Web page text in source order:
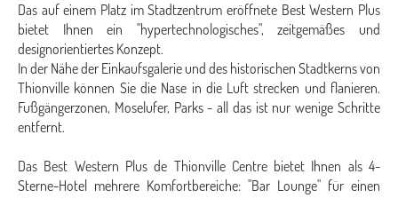
Das auf einem Platz im Stadtzentrum eröffnete Best Western Plus
bietet Ihnen ein "hypertechnologisches", zeitgemäßes und
designorientiertes Konzept.
In der Nähe der Einkaufsgalerie und des historischen Stadtkerns von
Thionville können Sie die Nase in die Luft strecken und flanieren.
Fußgängerzonen, Moselufer, Parks - all das ist nur wenige Schritte
entfernt.
Das Best Western Plus de Thionville Centre bietet Ihnen als 4-
Sterne-Hotel mehrere Komfortbereiche: "Bar Lounge" für einen